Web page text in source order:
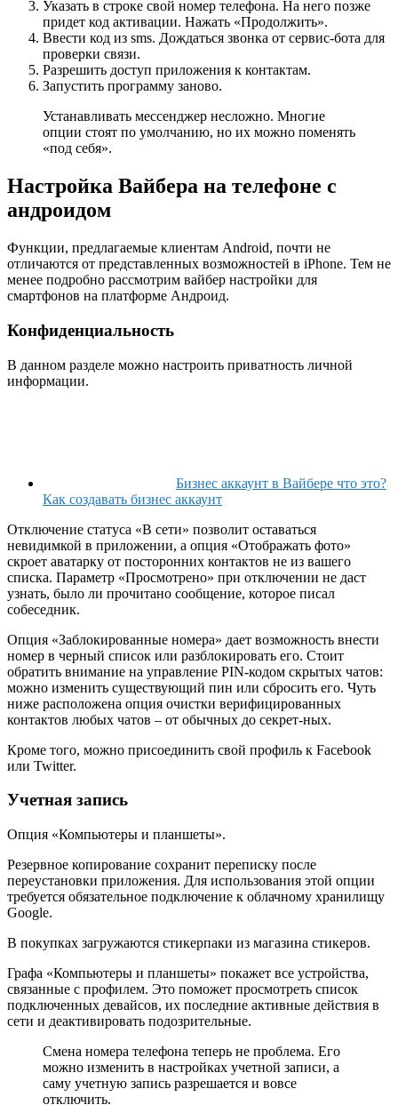
Указать в строке свой номер телефона. На него позже
придет код активации. Нажать «Продолжить».
Ввести код из sms. Дождаться звонка от сервис-бота для
проверки связи.
Разрешить доступ приложения к контактам.
Запустить программу заново.
Устанавливать мессенджер несложно. Многие
опции стоят по умолчанию, но их можно поменять
«под себя».
Настройка Вайбера на телефоне с
андроидом
Функции, предлагаемые клиентам Android, почти не
отличаются от представленных возможностей в iPhone. Тем не
менее подробно рассмотрим вайбер настройки для
смартфонов на платформе Андроид.
Конфиденциальность
В данном разделе можно настроить приватность личной
информации.
Бизнес аккаунт в Вайбере что это?
Как создавать бизнес аккаунт
Отключение статуса «В сети» позволит оставаться
невидимкой в приложении, а опция «Отображать фото»
скроет аватарку от посторонних контактов не из вашего
списка. Параметр «Просмотрено» при отключении не даст
узнать, было ли прочитано сообщение, которое писал
собеседник.
Опция «Заблокированные номера» дает возможность внести
номер в черный список или разблокировать его. Стоит
обратить внимание на управление PIN-кодом скрытых чатов:
можно изменить существующий пин или сбросить его. Чуть
ниже расположена опция очистки верифицированных
контактов любых чатов – от обычных до секрет-ных.
Кроме того, можно присоединить свой профиль к Facebook
или Twitter.
Учетная запись
Опция «Компьютеры и планшеты».
Резервное копирование сохранит переписку после
переустановки приложения. Для использования этой опции
требуется обязательное подключение к облачному хранилищу
Google.
В покупках загружаются стикерпаки из магазина стикеров.
Графа «Компьютеры и планшеты» покажет все устройства,
связанные с профилем. Это поможет просмотреть список
подключенных девайсов, их последние активные действия в
сети и деактивировать подозрительные.
Смена номера телефона теперь не проблема. Его
можно изменить в настройках учетной записи, а
саму учетную запись разрешается и вовсе
отключить.